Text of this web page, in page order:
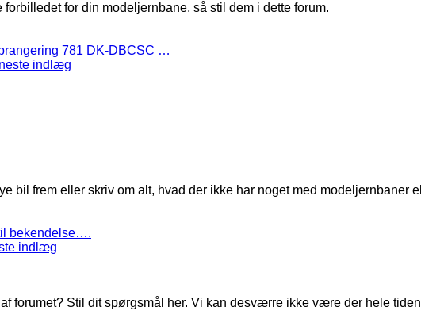
for din modeljernbane, så stil dem i dette forum.
781 DK-DBCSC …
indlæg
bil frem eller skriv om alt, hvad der ikke har noget med modeljernbaner
bekendelse….
indlæg
forumet? Stil dit spørgsmål her. Vi kan desværre ikke være der hele